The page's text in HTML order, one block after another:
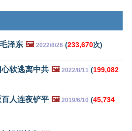
泽东 🖼️ 2022/8/26 (233,670次)
软逃离中共 🖼️ 2022/8/11 (199,082
人连夜铲平 🖼️ 2019/6/10 (45,734